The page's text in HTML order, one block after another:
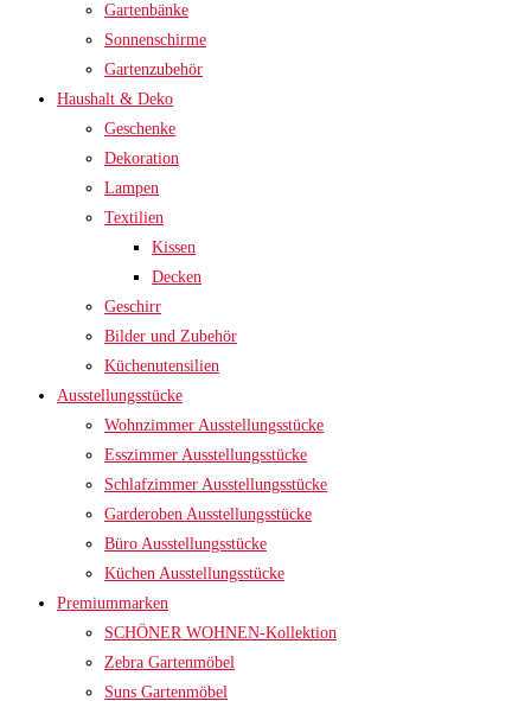
Gartenbänke
Sonnenschirme
Gartenzubehör
Haushalt & Deko
Geschenke
Dekoration
Lampen
Textilien
Kissen
Decken
Geschirr
Bilder und Zubehör
Küchenutensilien
Ausstellungsstücke
Wohnzimmer Ausstellungsstücke
Esszimmer Ausstellungsstücke
Schlafzimmer Ausstellungsstücke
Garderoben Ausstellungsstücke
Büro Ausstellungsstücke
Küchen Ausstellungsstücke
Premiummarken
SCHÖNER WOHNEN-Kollektion
Zebra Gartenmöbel
Suns Gartenmöbel